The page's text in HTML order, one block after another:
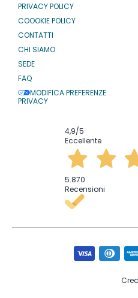
PRIVACY POLICY
COOOKIE POLICY
CONTATTI
CHI SIAMO
SEDE
FAQ
MODIFICA PREFERENZE
PRIVACY
4,9/5
Eccellente
5.870
Recensioni